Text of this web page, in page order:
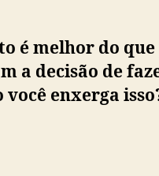
é melhor do
a decisão de
enxerga